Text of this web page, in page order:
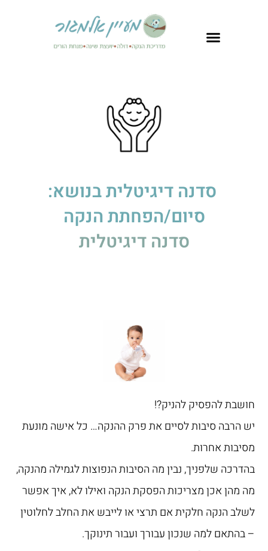
סדנה דיגיטלית בנושא:
סיום/הפחתת הנקה
סדנה דיגיטלית
חושבת להפסיק להניק?!
יש הרבה סיבות לסיים את פרק ההנקה… כל אישה מונעת
מסיבות אחרות.
בהדרכה שלפניך, נבין מה הסיבות הנפוצות לגמילה מהנקה,
מה מהן אכן מצריכות הפסקת הנקה ואילו לא, איך אפשר
לשלב הנקה חלקית אם תרצי או לייבש את החלב לחלוטין
– בהתאם למה שנכון עבורך ועבור תינוקך.